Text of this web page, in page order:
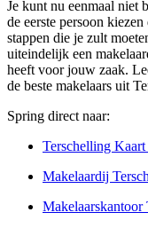
Je kunt nu eenmaal niet
de eerste persoon
stappen die je zult
uiteindelijk een
heeft voor jouw zaak.
de beste makelaars uit
Spring direct naar:
Terschelling
Makelaardij
Makelaarskantoor